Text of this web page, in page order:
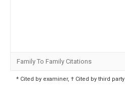
Family To Family Citations
* Cited by examiner, † Cited by third party